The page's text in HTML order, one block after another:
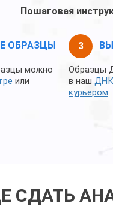
Пошаговая
ОБРАЗЦЫ
можно
или
Образцы
в наш ДНК
курьером
СДАТЬ